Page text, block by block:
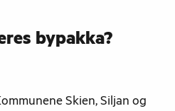
bypakka?
Skien, Siljan og